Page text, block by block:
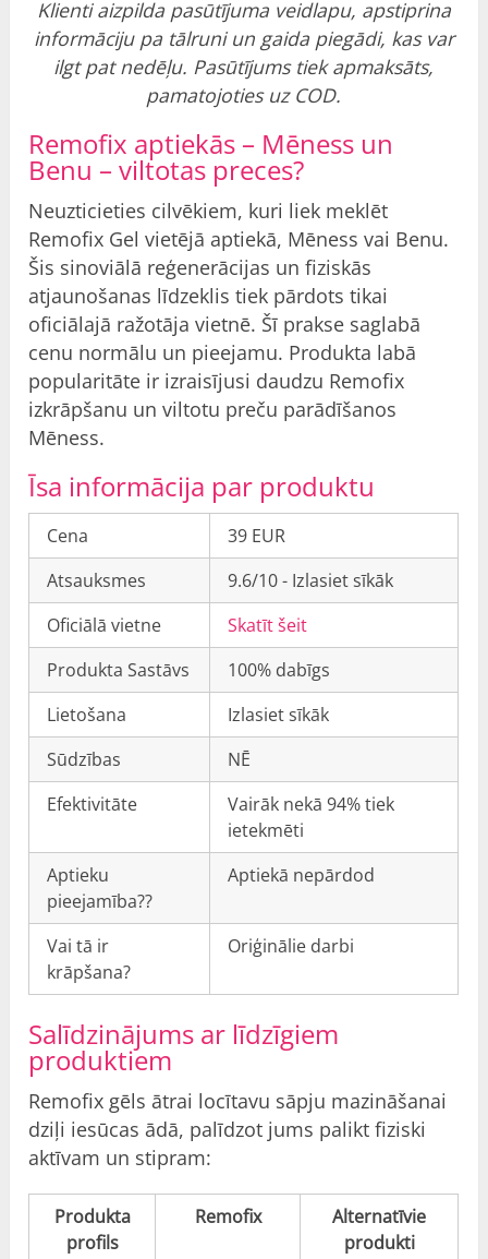
Klienti aizpilda pasūtījuma veidlapu, apstiprina
informāciju pa tālruni un gaida piegādi, kas var
ilgt pat nedēļu. Pasūtījums tiek apmaksāts,
pamatojoties uz COD.
Remofix aptiekās – Mēness un
Benu –viltotas preces?
Neuzticieties cilvēkiem, kuri liek meklēt
Remofix Gel vietējā aptiekā, Mēness vai Benu.
Šis sinoviālā reģenerācijas un fiziskās
atjaunošanas līdzeklis tiek pārdots tikai
oficiālajā ražotāja vietnē. Šī prakse saglabā
cenu normālu un pieejamu. Produkta labā
popularitāte ir izraisījusi daudzu Remofix
izkrāpšanu un viltotu preču parādīšanos
Mēness.
Īsa informācija par produktu
Cena
39 EUR
Atsauksmes
9.6/10 - Izlasiet sīkāk
Oficiālā vietne
Skatīt šeit
Produkta Sastāvs
100% dabīgs
Lietošana
Izlasiet sīkāk
Sūdzības
NĒ
Efektivitāte
Vairāk nekā 94% tiek
ietekmēti
Aptieku
pieejamība??
Aptiekā nepārdod
Vai tā ir
krāpšana?
Oriģinālie darbi
Salīdzinājums ar līdzīgiem
produktiem
Remofix gēls ātrai locītavu sāpju mazināšanai
dziļi iesūcas ādā, palīdzot jums palikt fiziski
aktīvam un stipram:
Produkta
profils
Remofix
Alternatīvie
produkti